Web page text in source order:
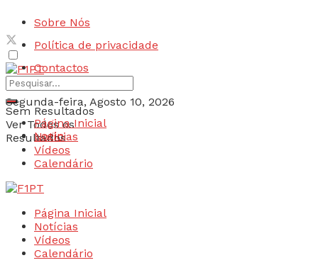
Sobre Nós
Política de privacidade
Contactos
Segunda-feira, Agosto 10, 2026
Login
Sem Resultados
Ver Todos os
Resultados
Página Inicial
Notícias
Vídeos
Calendário
Página Inicial
Notícias
Vídeos
Calendário